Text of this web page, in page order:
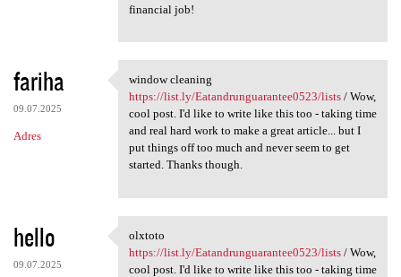
financial job!
fariha
09.07.2025
Adres
window cleaning https://list
window cleaning
https://list.ly/Eatandrunguarantee0523/lists/ Wow,
cool post. I'd like to write like this too - taking time
and real hard work to make a great article... but I
put things off too much and never seem to get
started. Thanks though.
hello
09.07.2025
olxtoto https://list.ly
olxtoto
https://list.ly/Eatandrunguarantee0523/lists/ Wow,
cool post. I'd like to write like this too - taking time